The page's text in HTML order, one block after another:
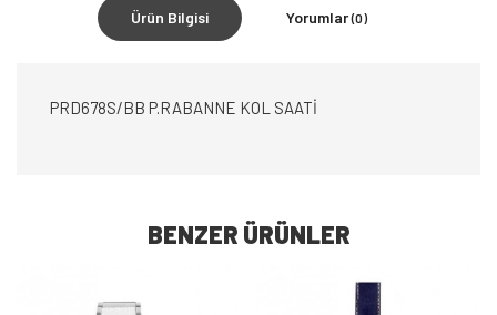
Ürün Bilgisi Yorumlar(0)
PRD678S/BB P.RABANNE KOL SAATİ
BENZER ÜRÜNLER